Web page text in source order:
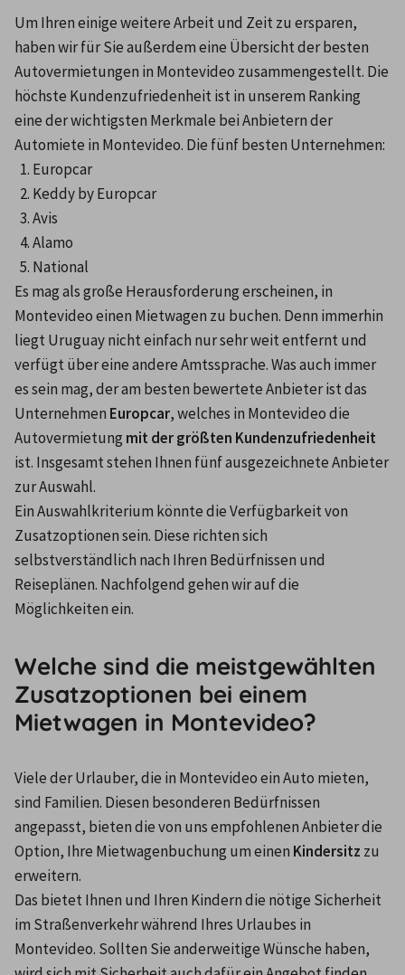
Um Ihren einige weitere Arbeit und Zeit zu ersparen,
haben wir für Sie außerdem eine Übersicht der besten
Autovermietungen in Montevideo zusammengestellt. Die
höchste Kundenzufriedenheit ist in unserem Ranking
eine der wichtigsten Merkmale bei Anbietern der
Automiete in Montevideo. Die fünf besten Unternehmen:
Europcar
Keddy by Europcar
Avis
Alamo
National
Es mag als große Herausforderung erscheinen, in
Montevideo einen Mietwagen zu buchen. Denn immerhin
liegt Uruguay nicht einfach nur sehr weit entfernt und
verfügt über eine andere Amtssprache. Was auch immer
es sein mag, der am besten bewertete Anbieter ist das
Unternehmen Europcar, welches in Montevideo die
Autovermietung mit der größten Kundenzufriedenheit
ist. Insgesamt stehen Ihnen fünf ausgezeichnete Anbieter
zur Auswahl.
Ein Auswahlkriterium könnte die Verfügbarkeit von
Zusatzoptionen sein. Diese richten sich
selbstverständlich nach Ihren Bedürfnissen und
Reiseplänen. Nachfolgend gehen wir auf die
Möglichkeiten ein.
Welche sind die meistgewählten
Zusatzoptionen bei einem
Mietwagen in Montevideo?
Viele der Urlauber, die in Montevideo ein Auto mieten,
sind Familien. Diesen besonderen Bedürfnissen
angepasst, bieten die von uns empfohlenen Anbieter die
Option, Ihre Mietwagenbuchung um einen Kindersitz zu
erweitern.
Das bietet Ihnen und Ihren Kindern die nötige Sicherheit
im Straßenverkehr während Ihres Urlaubes in
Montevideo. Sollten Sie anderweitige Wünsche haben,